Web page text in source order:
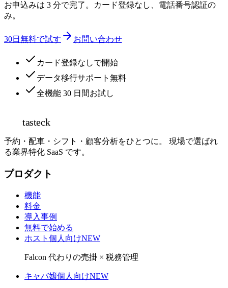
お申込みは 3 分で完了。カード登録なし、電話番号認証の
み。
30日無料で試す お問い合わせ
カード登録なしで開始
データ移行サポート無料
全機能 30 日間お試し
tasteck
予約・配車・シフト・顧客分析をひとつに。 現場で選ばれ
る業界特化 SaaS です。
プロダクト
機能
料金
導入事例
無料で始める
ホスト個人向けNEW
Falcon 代わりの売掛 × 税務管理
キャバ嬢個人向けNEW